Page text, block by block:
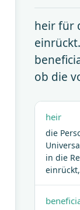
heir für
ob die
heir
die
in die